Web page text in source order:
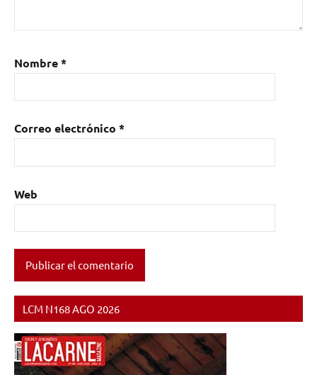
Nombre*
Correo electrónico *
Web
LCM N168 AGO 2026